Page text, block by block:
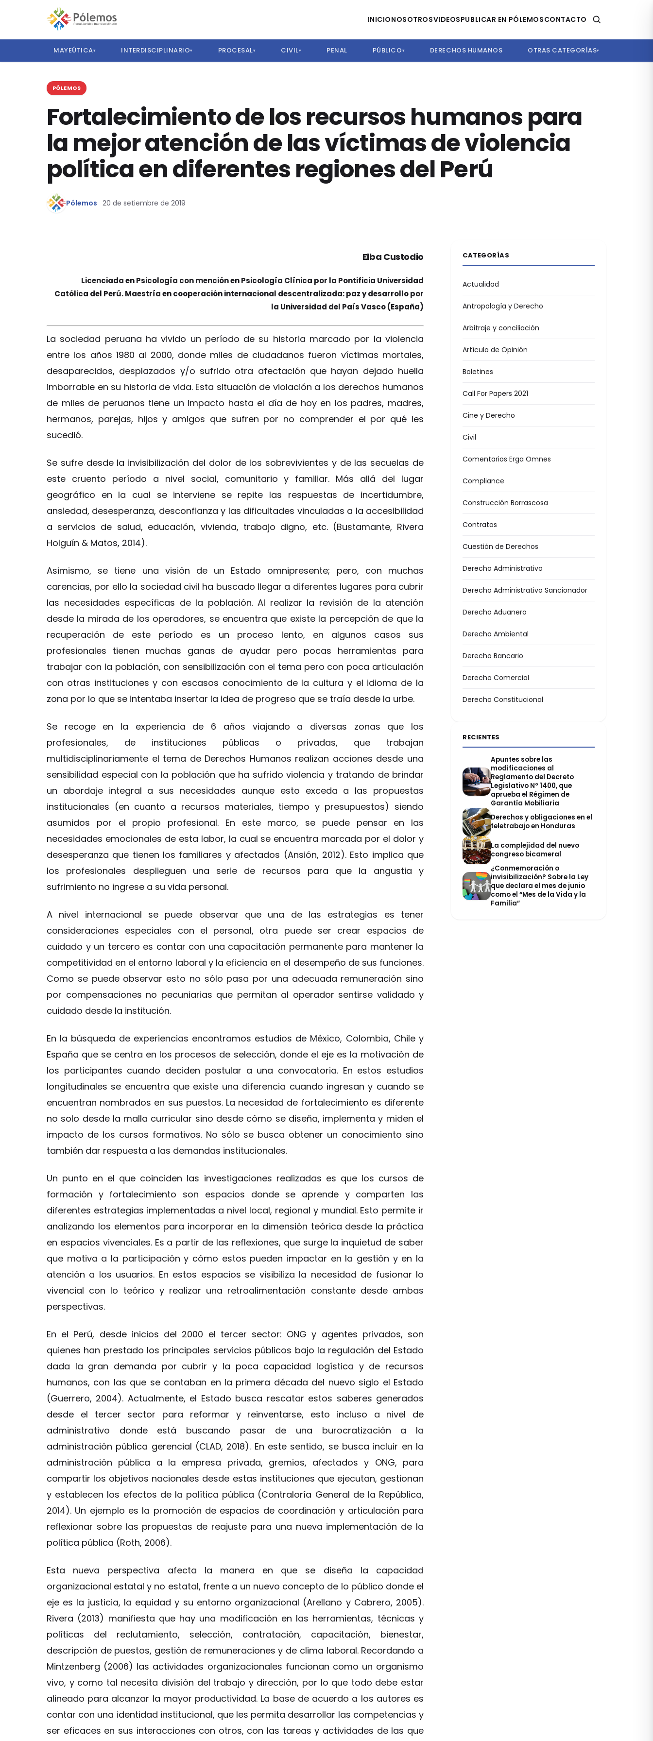
INICIONOSOTROSVIDEOSPUBLICAR EN PÓLEMOSCONTACTO
MAYEÚTICA▾ INTERDISCIPLINARIO▾ PROCESAL▾ CIVIL▾ PENAL PÚBLICO▾ DERECHOS HUMANOS OTRAS CATEGORÍAS▾
PÓLEMOS
Fortalecimiento de los recursos humanos para
la mejor atención de las víctimas de violencia
política en diferentes regiones del Perú
Pólemos 20 de setiembre de 2019
Elba Custodio
Licenciada en Psicología con mención en Psicología Clínica por la Pontificia Universidad
Católica del Perú. Maestría en cooperación internacional descentralizada: paz y desarrollo por
la Universidad del País Vasco (España)
La sociedad peruana ha vivido un período de su historia marcado por la violencia
entre los años 1980 al 2000, donde miles de ciudadanos fueron víctimas mortales,
desaparecidos, desplazados y/o sufrido otra afectación que hayan dejado huella
imborrable en su historia de vida. Esta situación de violación a los derechos humanos
de miles de peruanos tiene un impacto hasta el día de hoy en los padres, madres,
hermanos, parejas, hijos y amigos que sufren por no comprender el por qué les
sucedió.
Se sufre desde la invisibilización del dolor de los sobrevivientes y de las secuelas de
este cruento período a nivel social, comunitario y familiar. Más allá del lugar
geográfico en la cual se interviene se repite las respuestas de incertidumbre,
ansiedad, desesperanza, desconfianza y las dificultades vinculadas a la accesibilidad
a servicios de salud, educación, vivienda, trabajo digno, etc. (Bustamante, Rivera
Holguín & Matos, 2014).
Asimismo, se tiene una visión de un Estado omnipresente; pero, con muchas
carencias, por ello la sociedad civil ha buscado llegar a diferentes lugares para cubrir
las necesidades específicas de la población. Al realizar la revisión de la atención
desde la mirada de los operadores, se encuentra que existe la percepción de que la
recuperación de este período es un proceso lento, en algunos casos sus
profesionales tienen muchas ganas de ayudar pero pocas herramientas para
trabajar con la población, con sensibilización con el tema pero con poca articulación
con otras instituciones y con escasos conocimiento de la cultura y el idioma de la
zona por lo que se intentaba insertar la idea de progreso que se traía desde la urbe.
Se recoge en la experiencia de 6 años viajando a diversas zonas que los
profesionales, de instituciones públicas o privadas, que trabajan
multidisciplinariamente el tema de Derechos Humanos realizan acciones desde una
sensibilidad especial con la población que ha sufrido violencia y tratando de brindar
un abordaje integral a sus necesidades aunque esto exceda a las propuestas
institucionales (en cuanto a recursos materiales, tiempo y presupuestos) siendo
asumidos por el propio profesional. En este marco, se puede pensar en las
necesidades emocionales de esta labor, la cual se encuentra marcada por el dolor y
desesperanza que tienen los familiares y afectados (Ansión, 2012). Esto implica que
los profesionales desplieguen una serie de recursos para que la angustia y
sufrimiento no ingrese a su vida personal.
A nivel internacional se puede observar que una de las estrategias es tener
consideraciones especiales con el personal, otra puede ser crear espacios de
cuidado y un tercero es contar con una capacitación permanente para mantener la
competitividad en el entorno laboral y la eficiencia en el desempeño de sus funciones.
Como se puede observar esto no sólo pasa por una adecuada remuneración sino
por compensaciones no pecuniarias que permitan al operador sentirse validado y
cuidado desde la institución.
En la búsqueda de experiencias encontramos estudios de México, Colombia, Chile y
España que se centra en los procesos de selección, donde el eje es la motivación de
los participantes cuando deciden postular a una convocatoria. En estos estudios
longitudinales se encuentra que existe una diferencia cuando ingresan y cuando se
encuentran nombrados en sus puestos. La necesidad de fortalecimiento es diferente
no solo desde la malla curricular sino desde cómo se diseña, implementa y miden el
impacto de los cursos formativos. No sólo se busca obtener un conocimiento sino
también dar respuesta a las demandas institucionales.
Un punto en el que coinciden las investigaciones realizadas es que los cursos de
formación y fortalecimiento son espacios donde se aprende y comparten las
diferentes estrategias implementadas a nivel local, regional y mundial. Esto permite ir
analizando los elementos para incorporar en la dimensión teórica desde la práctica
en espacios vivenciales. Es a partir de las reflexiones, que surge la inquietud de saber
que motiva a la participación y cómo estos pueden impactar en la gestión y en la
atención a los usuarios. En estos espacios se visibiliza la necesidad de fusionar lo
vivencial con lo teórico y realizar una retroalimentación constante desde ambas
perspectivas.
En el Perú, desde inicios del 2000 el tercer sector: ONG y agentes privados, son
quienes han prestado los principales servicios públicos bajo la regulación del Estado
dada la gran demanda por cubrir y la poca capacidad logística y de recursos
humanos, con las que se contaban en la primera década del nuevo siglo el Estado
(Guerrero, 2004). Actualmente, el Estado busca rescatar estos saberes generados
desde el tercer sector para reformar y reinventarse, esto incluso a nivel de
administrativo donde está buscando pasar de una burocratización a la
administración pública gerencial (CLAD, 2018). En este sentido, se busca incluir en la
administración pública a la empresa privada, gremios, afectados y ONG, para
compartir los objetivos nacionales desde estas instituciones que ejecutan, gestionan
y establecen los efectos de la política pública (Contraloría General de la República,
2014). Un ejemplo es la promoción de espacios de coordinación y articulación para
reflexionar sobre las propuestas de reajuste para una nueva implementación de la
política pública (Roth, 2006).
Esta nueva perspectiva afecta la manera en que se diseña la capacidad
organizacional estatal y no estatal, frente a un nuevo concepto de lo público donde el
eje es la justicia, la equidad y su entorno organizacional (Arellano y Cabrero, 2005).
Rivera (2013) manifiesta que hay una modificación en las herramientas, técnicas y
políticas del reclutamiento, selección, contratación, capacitación, bienestar,
descripción de puestos, gestión de remuneraciones y de clima laboral. Recordando a
Mintzenberg (2006) las actividades organizacionales funcionan como un organismo
vivo, y como tal necesita división del trabajo y dirección, por lo que todo debe estar
alineado para alcanzar la mayor productividad. La base de acuerdo a los autores es
contar con una identidad institucional, que les permita desarrollar las competencias y
ser eficaces en sus interacciones con otros, con las tareas y actividades de las que
CATEGORÍAS
Actualidad
Antropología y Derecho
Arbitraje y conciliación
Artículo de Opinión
Boletines
Call For Papers 2021
Cine y Derecho
Civil
Comentarios Erga Omnes
Compliance
Construcción Borrascosa
Contratos
Cuestión de Derechos
Derecho Administrativo
Derecho Administrativo Sancionador
Derecho Aduanero
Derecho Ambiental
Derecho Bancario
Derecho Comercial
Derecho Constitucional
RECIENTES
Apuntes sobre las
modificaciones al
Reglamento del Decreto
Legislativo Nº 1400, que
aprueba el Régimen de
Garantía Mobiliaria
Derechos y obligaciones en el
teletrabajo en Honduras
La complejidad del nuevo
congreso bicameral
¿Conmemoración o
invisibilización? Sobre la Ley
que declara el mes de junio
como el “Mes de la Vida y la
Familia”